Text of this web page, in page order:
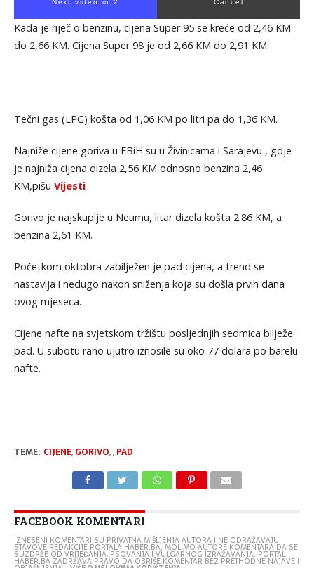
Kada je riječ o benzinu, cijena Super 95 se kreće od 2,46 KM
do 2,66 KM. Cijena Super 98 je od 2,66 KM do 2,91 KM.
Tečni gas (LPG) košta od 1,06 KM po litri pa do 1,36 KM.
Najniže cijene goriva u FBiH su u Živinicama i Sarajevu , gdje
je najniža cijena dizela 2,56 KM odnosno benzina 2,46
KM,pišu Vijesti
Gorivo je najskuplje u Neumu, litar dizela košta 2.86 KM, a
benzina 2,61 KM.
Početkom oktobra zabilježen je pad cijena, a trend se
nastavlja i nedugo nakon sniženja koja su došla prvih dana
ovog mjeseca.
Cijene nafte na svjetskom tržištu posljednjih sedmica bilježe
pad. U subotu rano ujutro iznosile su oko 77 dolara po barelu
nafte.
TEME: CIJENE, GORIVO,, PAD
FACEBOOK KOMENTARI
IZNESENI KOMENTARI SU PRIVATNA MIŠLJENJA AUTORA I NE ODRAŽAVAJU
STAVOVE REDAKCIJE PORTALA HABER.BA. MOLIMO AUTORE KOMENTARA DA SE
SUZDRŽE OD VRIJEĐANJA, PSOVANJA I VULGARNOG IZRAŽAVANJA. PORTAL
HABER.BA ZADRŽAVA PRAVO DA OBRIŠE KOMENTAR BEZ PRETHODNE NAJAVE I